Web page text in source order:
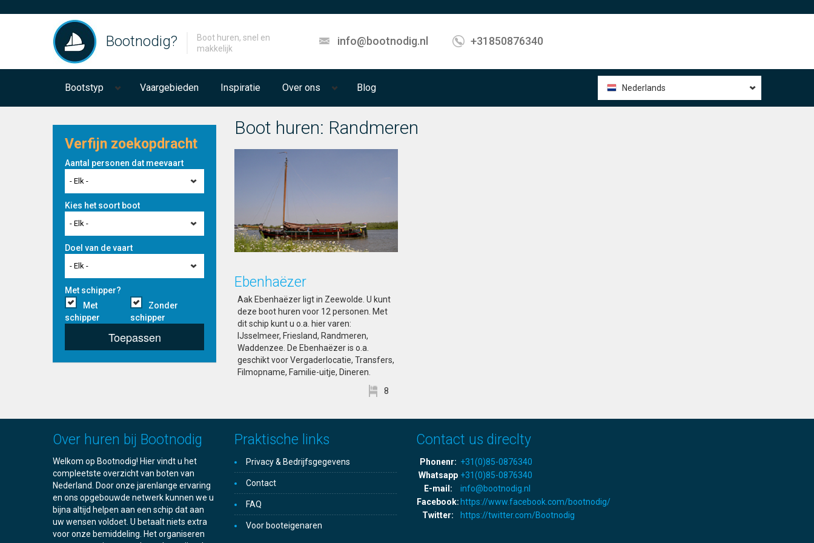
Bootnodig?
Boot huren, snel en
makkelijk
info@bootnodig.nl +31850876340
Bootstyp Vaargebieden Inspiratie Over ons Blog Nederlands
Verfijn zoekopdracht
Aantal personen dat meevaart
- Elk -
Kies het soort boot
- Elk -
Doel van de vaart
- Elk -
Met schipper?
Met
schipper
Zonder
schipper
Toepassen
Boot huren: Randmeren
Ebenhaëzer
Aak Ebenhaëzer ligt in Zeewolde. U kunt
deze boot huren voor 12 personen. Met
dit schip kunt u o.a. hier varen:
IJsselmeer, Friesland, Randmeren,
Waddenzee. De Ebenhaëzer is o.a.
geschikt voor Vergaderlocatie, Transfers,
Filmopname, Familie-uitje, Dineren.
8
Over huren bij Bootnodig
Welkom op Bootnodig! Hier vindt u het
compleetste overzicht van boten van
Nederland. Door onze jarenlange ervaring
en ons opgebouwde netwerk kunnen we u
bijna altijd helpen aan een schip dat aan
uw wensen voldoet. U betaalt niets extra
voor onze bemiddeling. Het organiseren
Praktische links
Privacy & Bedrijfsgegevens
Contact
FAQ
Voor booteigenaren
Contact us direclty
Phonenr: +31(0)85-0876340
Whatsapp +31(0)85-0876340
E-mail:
info@bootnodig.nl
Facebook: https://www.facebook.com/bootnodig/
Twitter:
https://twitter.com/Bootnodig